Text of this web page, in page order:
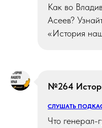
Как во
Асеев?
«История
№264
СЛУШАТЬ
Что генерал-